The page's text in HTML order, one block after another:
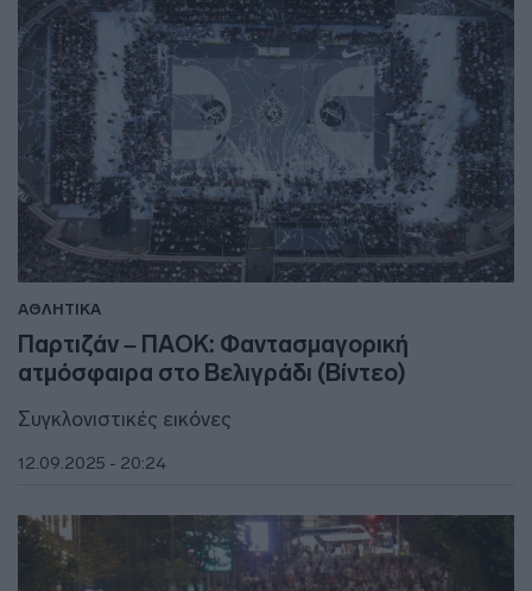
ΑΘΛΗΤΙΚΑ
Παρτιζάν – ΠΑΟΚ: Φαντασμαγορική
ατμόσφαιρα στο Βελιγράδι (Βίντεο)
Συγκλονιστικές εικόνες
12.09.2025 - 20:24